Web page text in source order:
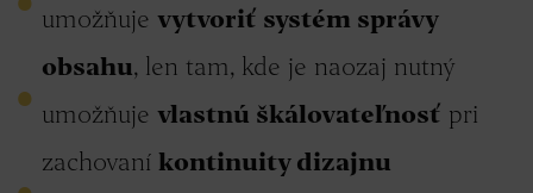
umožňuje vytvoriť systém správy
obsahu, len tam, kde je naozaj nutný
umožňuje vlastnú škálovateľnosť pri
zachovaní kontinuity dizajnu